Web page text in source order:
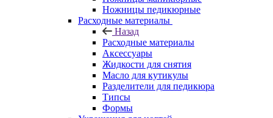
Ножницы педикюрные
Расходные материалы
Назад
Расходные материалы
Аксессуары
Жидкости для снятия
Масло для кутикулы
Разделители для педикюра
Типсы
Формы